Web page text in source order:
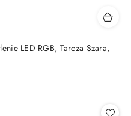
LED RGB, Tarcza Szara,